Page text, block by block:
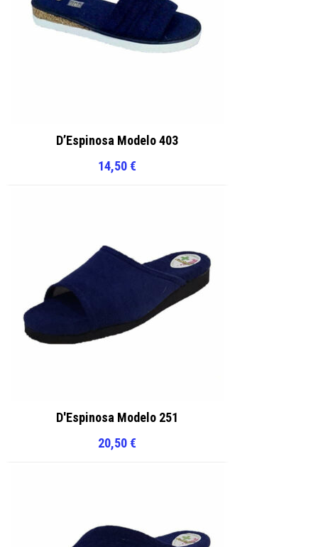
D’Espinosa Modelo 403
14,50€
D'Espinosa Modelo 251
20,50€